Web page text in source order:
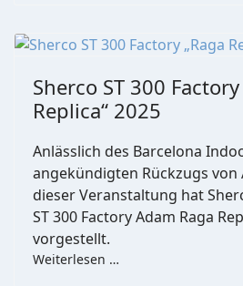
Sherco ST 300 Factory
Replica“ 2025
Anlässlich des Barcelona
angekündigten Rückzugs von
dieser Veranstaltung hat
ST 300 Factory Adam Raga
vorgestellt.
Weiterlesen …